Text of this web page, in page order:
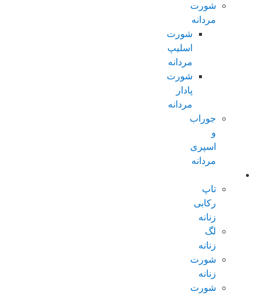
شورت
مردانه
شورت
اسلیپ
مردانه
شورت
پادار
مردانه
جوراب
و
اسپری
مردانه
تاپ
رکابی
زنانه
لگ
زنانه
شورت
زنانه
شورت